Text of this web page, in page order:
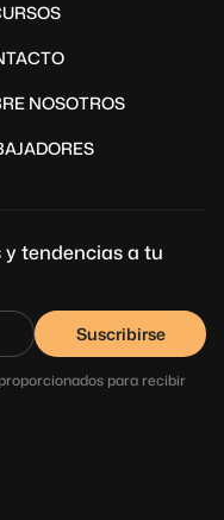
NOSOTROS
tendencias a tu
Suscribirse
para recibir